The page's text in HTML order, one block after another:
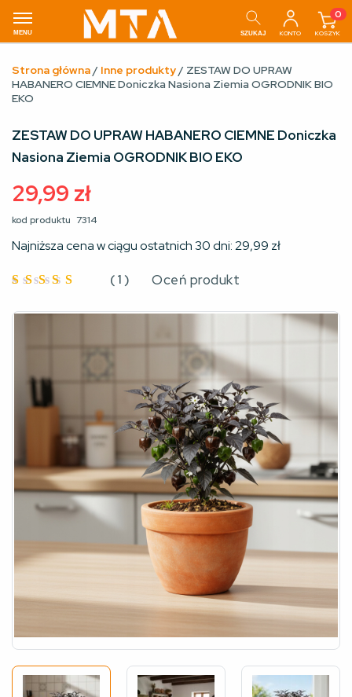
MENU SZUKAJ KONTO
0
KOSZYK
Strona główna/ Inne produkty/ ZESTAW DO UPRAW
HABANERO CIEMNE Doniczka Nasiona Ziemia OGRODNIK BIO
EKO
ZESTAW DO UPRAW HABANERO CIEMNE Doniczka
Nasiona Ziemia OGRODNIK BIO EKO
29,99 zł
kod produktu 7314
Najniższa cena w ciągu ostatnich 30 dni:29,99 zł
5na 5
(1 ) Oceń produkt